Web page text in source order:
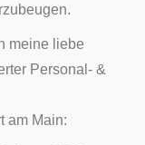
meine liebe
Personal- &
am Main: